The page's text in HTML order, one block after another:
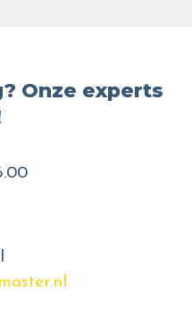
Onze experts